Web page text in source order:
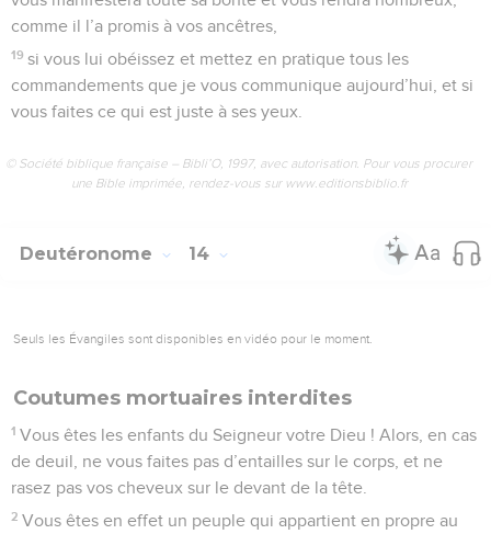
comme il l’a promis à vos ancêtres,
19 si vous lui obéissez et mettez en pratique tous les
commandements que je vous communique aujourd’hui, et si
vous faites ce qui est juste à ses yeux.
© Société biblique française – Bibli’O, 1997, avec autorisation. Pour vous procurer
une Bible imprimée, rendez-vous sur www.editionsbiblio.fr
Deutéronome 14
Seuls les Évangiles sont disponibles en vidéo pour le moment.
Coutumes mortuaires interdites
1 Vous êtes les enfants du Seigneur votre Dieu ! Alors, en cas
de deuil, ne vous faites pas d’entailles sur le corps, et ne
rasez pas vos cheveux sur le devant de la tête.
2 Vous êtes en effet un peuple qui appartient en propre au